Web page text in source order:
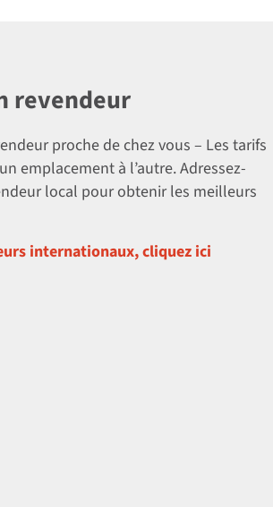
revendeur
proche de chez vous – Les tarifs
emplacement à l’autre. Adressez-
local pour obtenir les meilleurs
internationaux, cliquez ici